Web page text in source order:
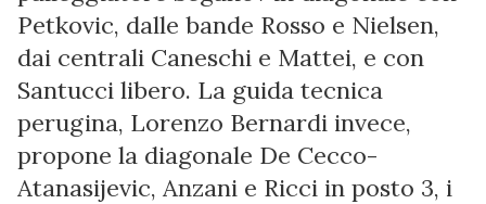
Petkovic, dalle bande Rosso e Nielsen,
dai centrali Caneschi e Mattei, e con
Santucci libero. La guida tecnica
perugina, Lorenzo Bernardi invece,
propone la diagonale De Cecco-
Atanasijevic, Anzani e Ricci in posto 3, i